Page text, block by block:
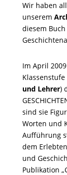
Wir haben
unserem
diesem
Im April
und Lehrer)
sind sie
Worten und
Aufführung
dem
und
Publikation